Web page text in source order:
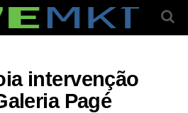
intervenção
Pagé